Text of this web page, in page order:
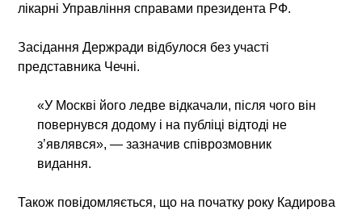
лікарні Управління справами президента РФ.
Засідання Держради відбулося без участі
представника Чечні.
«У Москві його ледве відкачали, після чого він
повернувся додому і на публіці відтоді не
з’являвся», — зазначив співрозмовник
видання.
Також повідомляється, що на початку року Кадирова